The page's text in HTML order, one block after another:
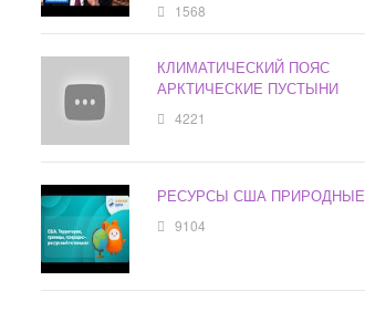
1568
КЛИМАТИЧЕСКИЙ ПОЯС
АРКТИЧЕСКИЕ ПУСТЫНИ
4221
РЕСУРСЫ США ПРИРОДНЫЕ
9104